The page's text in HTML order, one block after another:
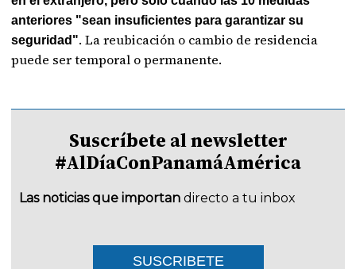
anteriores "sean insuficientes para garantizar su
seguridad". La reubicación o cambio de residencia
puede ser temporal o permanente.
Suscríbete al newsletter
#AlDíaConPanamáAmérica
Las noticias que importan directo a tu inbox
SUSCRIBETE